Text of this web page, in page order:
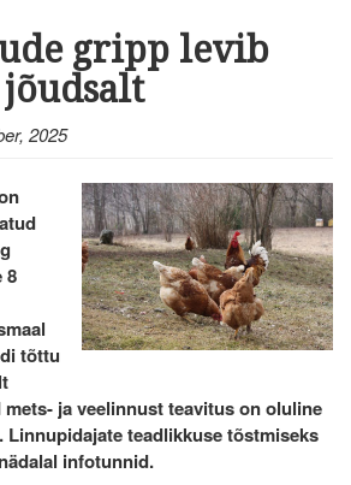
gripp levib
2025
8
tõttu
ja veelinnust teavitus on oluline
teadlikkuse tõstmiseks
infotunnid.